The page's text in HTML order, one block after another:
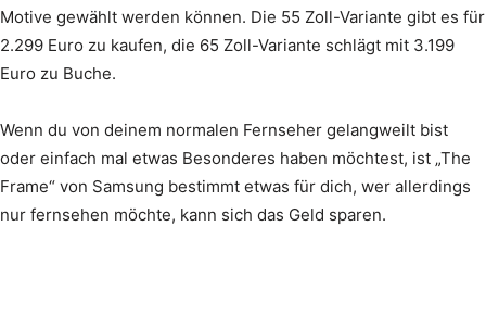
Motive gewählt werden können. Die 55 Zoll-Variante gibt es für
2.299 Euro zu kaufen, die 65 Zoll-Variante schlägt mit 3.199
Euro zu Buche.
Wenn du von deinem normalen Fernseher gelangweilt bist
oder einfach mal etwas Besonderes haben möchtest, ist „The
Frame“ von Samsung bestimmt etwas für dich, wer allerdings
nur fernsehen möchte, kann sich das Geld sparen.